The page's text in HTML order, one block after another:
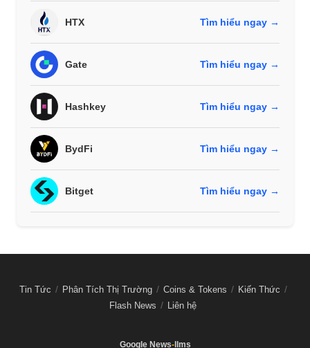
HTX Tìm hiểu ngay →
Gate Tìm hiểu ngay →
Hashkey Tìm hiểu ngay →
BydFi Tìm hiểu ngay →
Bitget Tìm hiểu ngay →
Tin Tức Phân Tích Thị Trường Coins & Tokens
Kiến Thức
Flash News
Liên hệ
Google News-llms